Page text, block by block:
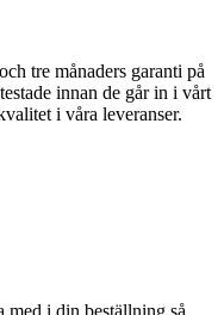
tre månaders garanti på
innan de går in i vårt
i våra leveranser.